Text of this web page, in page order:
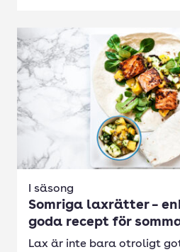
I säsong
Somriga laxrätter –
goda recept för
Lax är inte bara otroligt